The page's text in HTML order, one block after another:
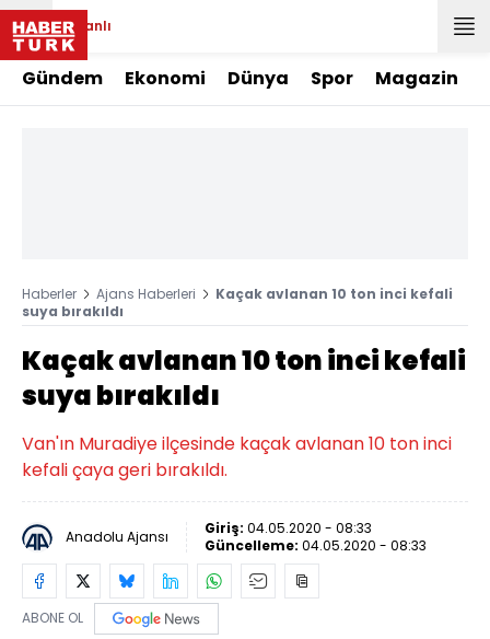
Canlı
Gündem Ekonomi Dünya Spor Magazin
Haberler Ajans Haberleri
Kaçak avlanan 10 ton inci kefali
suya bırakıldı
Kaçak avlanan 10 ton inci kefali
suya bırakıldı
Van'ın Muradiye ilçesinde kaçak avlanan 10 ton inci
kefali çaya geri bırakıldı.
Anadolu Ajansı Giriş: 04.05.2020 - 08:33
Güncelleme: 04.05.2020 - 08:33
ABONE OL